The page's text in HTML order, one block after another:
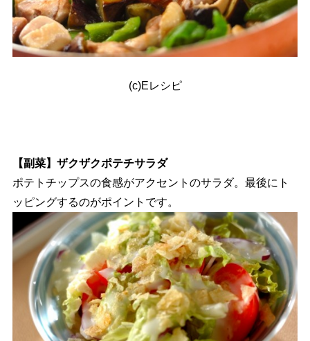
(c)Eレシピ
【副菜】ザクザクポテチサラダ
ポテトチップスの食感がアクセントのサラダ。最後にト
ッピングするのがポイントです。